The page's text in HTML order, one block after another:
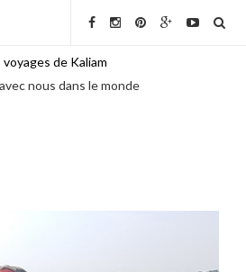
voyages de Kaliam
nous dans le monde